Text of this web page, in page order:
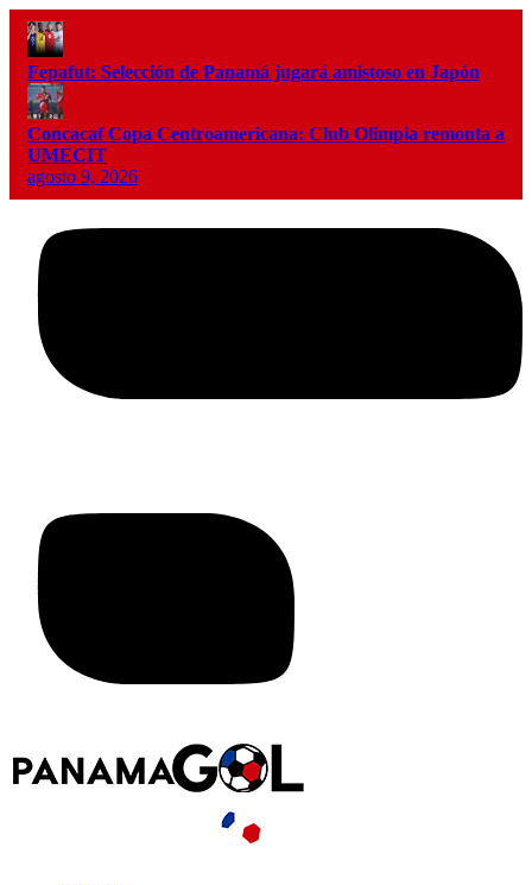
Fepafut: Selección de Panamá jugará amistoso en Japón
Concacaf Copa Centroamericana: Club Olimpia remonta a
UMECIT
agosto 9, 2026